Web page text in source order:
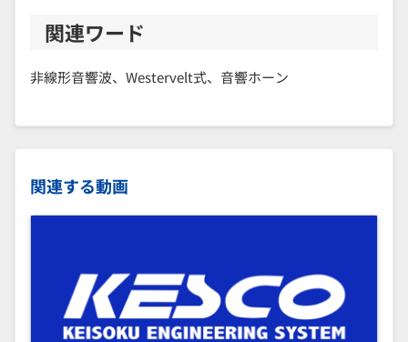
関連ワード
非線形音響波、Westervelt式、音響ホーン
関連する動画